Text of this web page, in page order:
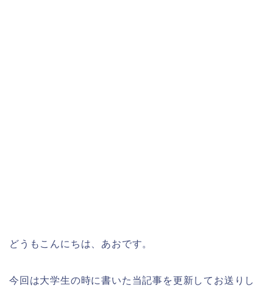
どうもこんにちは、あおです。
今回は大学生の時に書いた当記事を更新してお送りし